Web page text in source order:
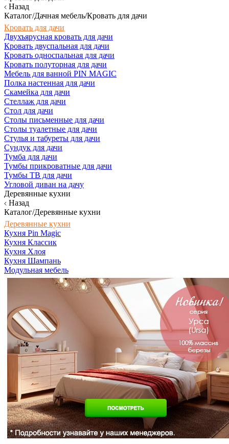
Назад
Каталог/Дачная мебель/Кровать для дачи
Кровать для дачи
Двухъярусная кровать для дачи
Кровать двуспальная для дачи
Кровать односпальная для дачи
Кровать полуторная для дачи
Мебель для ванной PIN MAGIC
Полка настенная для дачи
Скамейка для дачи
Стеллаж для дачи
Стол для дачи
Столы письменные для дачи
Столы туалетные для дачи
Стулья и табуреты для дачи
Сундук для дачи
Тумба для дачи
Тумбы прикроватные для дачи
Тумбы ТВ для дачи
Угловой диван на дачу
Деревянные кухни
Назад
Каталог/Деревянные кухни
Деревянные кухни
Кухня Pin Magic
Кухня Классик
Кухня Хлоя
Кухня Шампань
Модульная мебель